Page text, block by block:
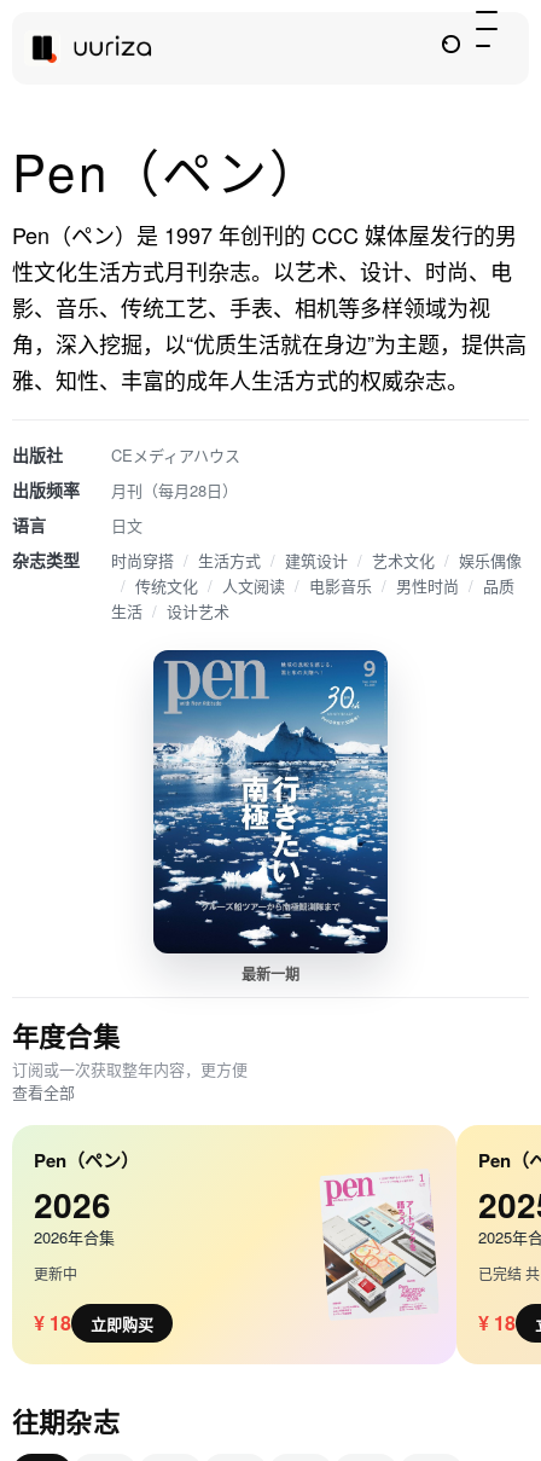
Pen（ペン）
Pen（ペン）是 1997 年创刊的 CCC 媒体屋发行的男
性文化生活方式月刊杂志。以艺术、设计、时尚、电
影、音乐、传统工艺、手表、相机等多样领域为视
角，深入挖掘，以“优质生活就在身边”为主题，提供高
雅、知性、丰富的成年人生活方式的权威杂志。
出版社 CEメディアハウス
出版频率 月刊（每月28日）
语言 日文
杂志类型 时尚穿搭 / 生活方式 / 建筑设计 / 艺术文化 / 娱乐偶像
/ 传统文化 / 人文阅读 / 电影音乐 / 男性时尚 / 品质
生活 / 设计艺术
最新一期
年度合集
订阅或一次获取整年内容，更方便
查看全部
Pen（ペン）
2026
2026年合集
更新中
¥ 18 立即购买
Pen（
2025年
已完结
¥ 18
往期杂志